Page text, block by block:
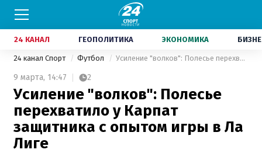
24 КАНАЛ ГЕОПОЛИТИКА ЭКОНОМИКА
24 канал Спорт Футбол Усиление "волков": Полесье перехватило у Карпат защитника с опытом игры в Ла Лиге
9 марта, 14:47 2
Усиление "волков": Полесье
перехватило у Карпат
защитника с опытом игры в Ла
Лиге